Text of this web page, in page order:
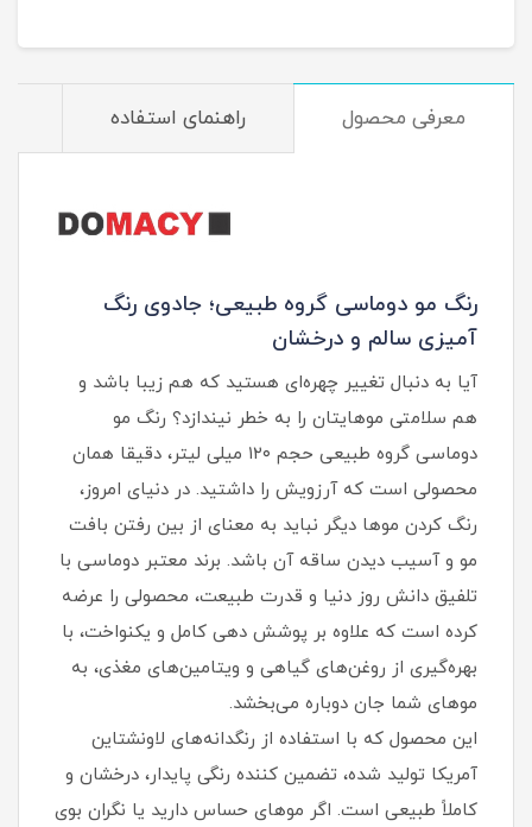
معرفی محصول راهنمای استفاده
رنگ مو دوماسی گروه طبیعی؛ جادوی رنگ
آمیزی سالم و درخشان
آیا به دنبال تغییر چهره‌ای هستید که هم زیبا باشد و
هم سلامتی موهایتان را به خطر نیندازد؟ رنگ مو
دوماسی گروه طبیعی حجم ۱۲۰ میلی لیتر، دقیقا همان
محصولی است که آرزویش را داشتید. در دنیای امروز،
رنگ کردن موها دیگر نباید به معنای از بین رفتن بافت
مو و آسیب دیدن ساقه آن باشد. برند معتبر دوماسی با
تلفیق دانش روز دنیا و قدرت طبیعت، محصولی را عرضه
کرده است که علاوه بر پوشش دهی کامل و یکنواخت، با
بهره‌گیری از روغن‌های گیاهی و ویتامین‌های مغذی، به
موهای شما جان دوباره می‌بخشد.
این محصول که با استفاده از رنگدانه‌های لاونشتاین
آمریکا تولید شده، تضمین کننده رنگی پایدار، درخشان و
کاملاً طبیعی است. اگر موهای حساس دارید یا نگران بوی